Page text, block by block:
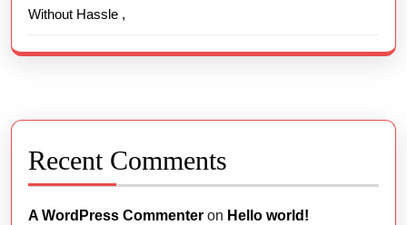
Without Hassle ,
Recent Comments
A WordPress Commenter on Hello world!